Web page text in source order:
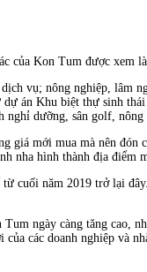
Kon Tum được xem
vụ; nông nghiệp, lâm
án Khu biệt thự sinh
dưỡng, sân golf,
mới mua mà nên
nha hình thành địa điểm
cuối năm 2019 trở lại
ngày càng tăng
các doanh nghiệp và